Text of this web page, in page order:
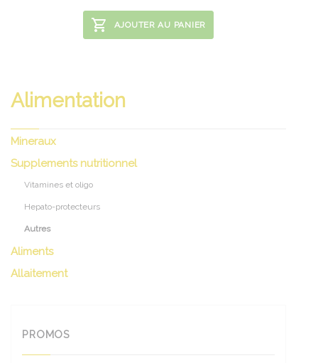
AJOUTER AU PANIER
Alimentation
Mineraux
Supplements nutritionnel
Vitamines et oligo
Hepato-protecteurs
Autres
Aliments
Allaitement
PROMOS